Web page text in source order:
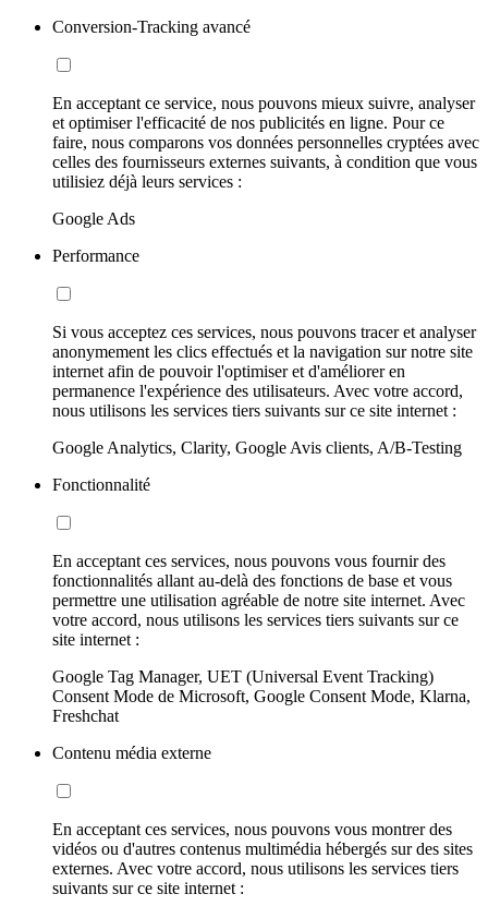
Conversion-Tracking avancé
En acceptant ce service, nous pouvons mieux suivre, analyser
et optimiser l'efficacité de nos publicités en ligne. Pour ce
faire, nous comparons vos données personnelles cryptées avec
celles des fournisseurs externes suivants, à condition que vous
utilisiez déjà leurs services :
Google Ads
Performance
Si vous acceptez ces services, nous pouvons tracer et analyser
anonymement les clics effectués et la navigation sur notre site
internet afin de pouvoir l'optimiser et d'améliorer en
permanence l'expérience des utilisateurs. Avec votre accord,
nous utilisons les services tiers suivants sur ce site internet :
Google Analytics, Clarity, Google Avis clients, A/B-Testing
Fonctionnalité
En acceptant ces services, nous pouvons vous fournir des
fonctionnalités allant au-delà des fonctions de base et vous
permettre une utilisation agréable de notre site internet. Avec
votre accord, nous utilisons les services tiers suivants sur ce
site internet :
Google Tag Manager, UET (Universal Event Tracking)
Consent Mode de Microsoft, Google Consent Mode, Klarna,
Freshchat
Contenu média externe
En acceptant ces services, nous pouvons vous montrer des
vidéos ou d'autres contenus multimédia hébergés sur des sites
externes. Avec votre accord, nous utilisons les services tiers
suivants sur ce site internet :